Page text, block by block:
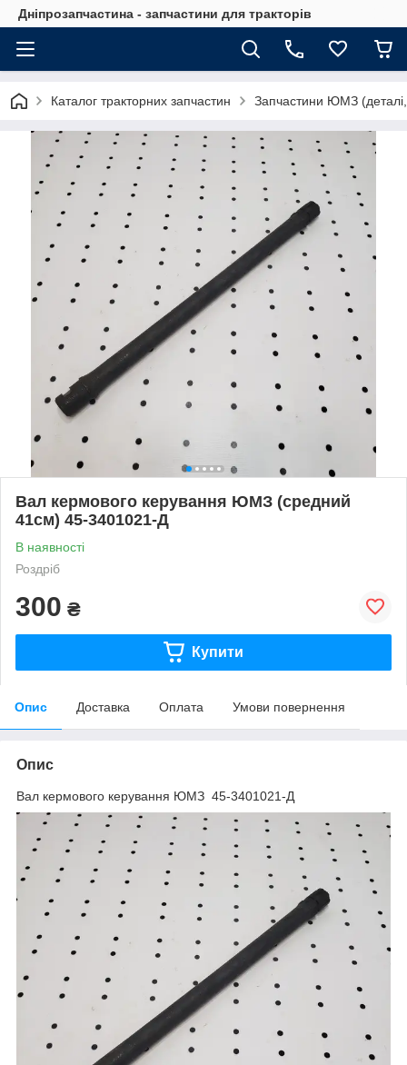
Дніпрозапчастина - запчастини для тракторів
Каталог тракторних запчастин Запчастини ЮМЗ
Вал кермового керування ЮМЗ (средний
41см) 45-3401021-Д
В наявності
Роздріб
300 ₴
Купити
Опис Доставка Оплата Умови повернення
Опис
Вал кермового керування ЮМЗ 45-3401021-Д